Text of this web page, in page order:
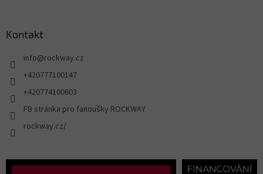
Kontakt
info@rockway.cz
+420777100147
+420774100603
FB stránka pro fanoušky ROCKWAY
rockway.cz/